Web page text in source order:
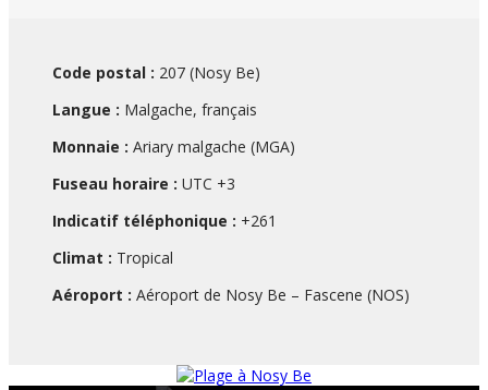
Code postal : 207 (Nosy Be)
Langue : Malgache, français
Monnaie : Ariary malgache (MGA)
Fuseau horaire : UTC +3
Indicatif téléphonique : +261
Climat : Tropical
Aéroport : Aéroport de Nosy Be – Fascene (NOS)